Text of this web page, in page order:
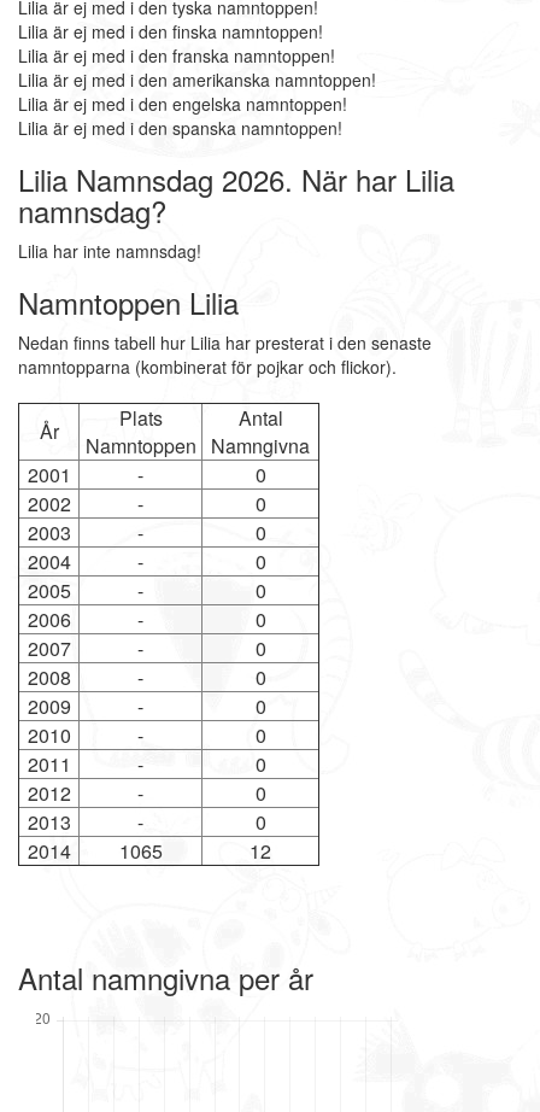
Lilia är ej med i den tyska namntoppen!
Lilia är ej med i den finska namntoppen!
Lilia är ej med i den franska namntoppen!
Lilia är ej med i den amerikanska namntoppen!
Lilia är ej med i den engelska namntoppen!
Lilia är ej med i den spanska namntoppen!
Lilia Namnsdag 2026. När har Lilia
namnsdag?
Lilia har inte namnsdag!
Namntoppen Lilia
Nedan finns tabell hur Lilia har presterat i den senaste
namntopparna (kombinerat för pojkar och flickor).
År
Plats
Namntoppen
Antal
Namngivna
2001
-
0
2002
-
0
2003
-
0
2004
-
0
2005
-
0
2006
-
0
2007
-
0
2008
-
0
2009
-
0
2010
-
0
2011
-
0
2012
-
0
2013
-
0
2014
1065 12
Antal namngivna per år